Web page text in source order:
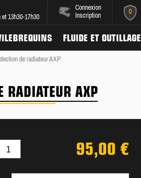
0
Connexion
Inscription
13h30-17h30
FLUIDE ET OUTILLAGE
de radiateur AXP
RADIATEUR AXP
95,00 €